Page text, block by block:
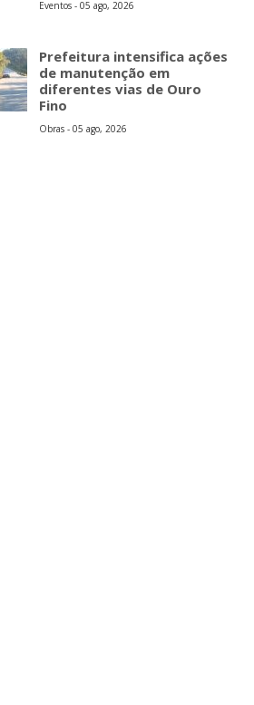
Eventos - 05 ago, 2026
Prefeitura intensifica ações
de manutenção em
diferentes vias de Ouro
Fino
Obras - 05 ago, 2026